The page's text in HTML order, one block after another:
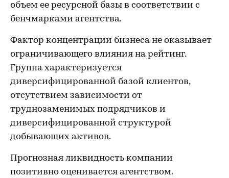
объем ее ресурсной базы в соответствии с
бенчмарками агентства.
Фактор концентрации бизнеса не оказывает
ограничивающего влияния на рейтинг.
Группа характеризуется
диверсифицированной базой клиентов,
отсутствием зависимости от
труднозаменимых подрядчиков и
диверсифицированной структурой
добывающих активов.
Прогнозная ликвидность компании
позитивно оценивается агентством.